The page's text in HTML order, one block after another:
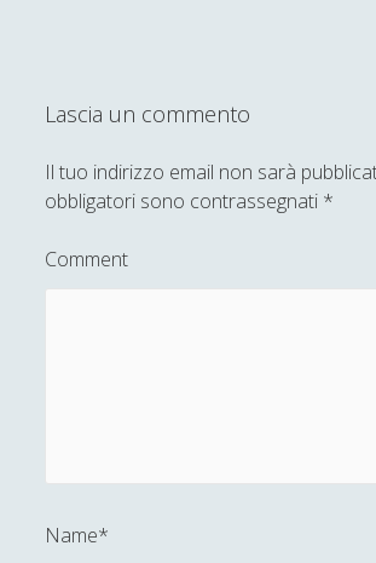
Lascia un commento
Il tuo indirizzo email non sarà
obbligatori sono contrassegnati *
Comment
Name*